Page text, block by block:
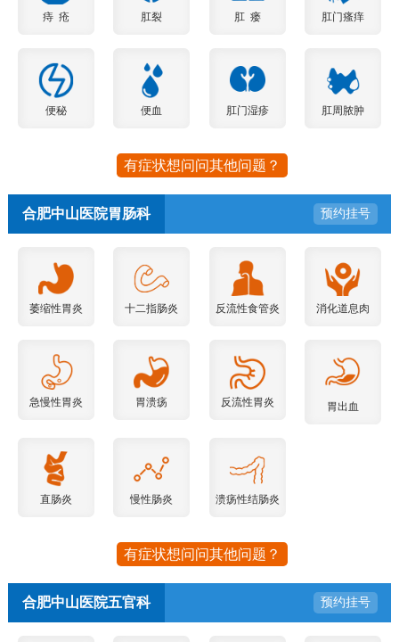
痔 疮 肛裂 肛 瘘 肛门瘙痒
便秘 便血 肛门湿疹 肛周脓肿
有症状想问问其他问题？
合肥中山医院胃肠科 预约挂号
萎缩性胃炎 十二指肠炎 反流性食管炎 消化道息肉
急慢性胃炎 胃溃疡 反流性胃炎 胃出血
直肠炎 慢性肠炎 溃疡性结肠炎
有症状想问问其他问题？
合肥中山医院五官科 预约挂号